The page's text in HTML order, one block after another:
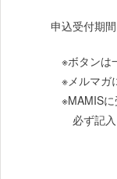
申込受付期
※ボタンは
※メルマガ
※MAMIS
必ず記